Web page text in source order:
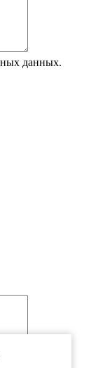
данных.
данных.